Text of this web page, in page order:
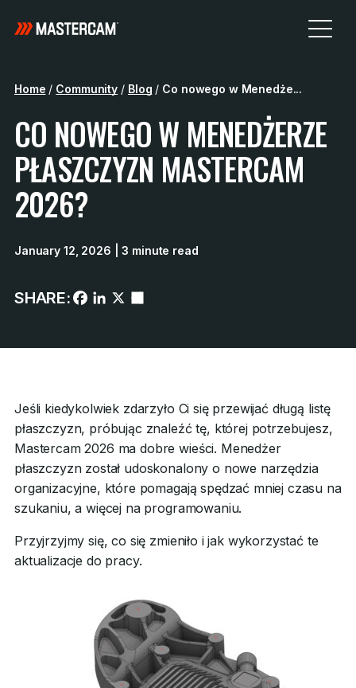
Home / Community / Blog / Co nowego w Menedże...
CO NOWEGO W MENEDŻERZE
PŁASZCZYZN MASTERCAM
2026?
January 12, 2026 | 3 minute read
SHARE:
Jeśli kiedykolwiek zdarzyło Ci się przewijać długą listę
płaszczyzn, próbując znaleźć tę, której potrzebujesz,
Mastercam 2026 ma dobre wieści. Menedżer
płaszczyzn został udoskonalony o nowe narzędzia
organizacyjne, które pomagają spędzać mniej czasu na
szukaniu, a więcej na programowaniu.
Przyjrzyjmy się, co się zmieniło i jak wykorzystać te
aktualizacje do pracy.